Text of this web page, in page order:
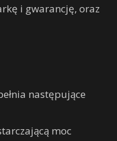
i gwarancję, oraz
następujące
moc